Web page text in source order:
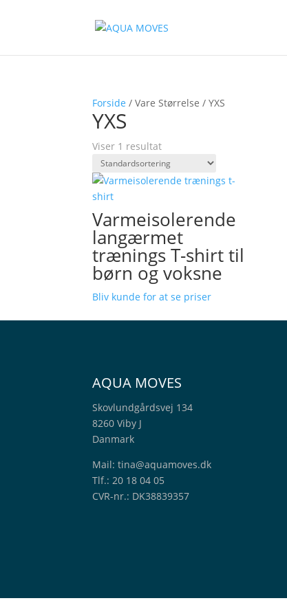
Forside / Vare Størrelse / YXS
YXS
Viser 1 resultat
Varmeisolerende
langærmet
trænings T-shirt til
børn og voksne
Bliv kunde for at se priser
AQUA MOVES
Skovlundgårdsvej 134
8260 Viby J
Danmark
Mail:tina@aquamoves.dk
Tlf.: 20 18 04 05
CVR-nr.: DK38839357